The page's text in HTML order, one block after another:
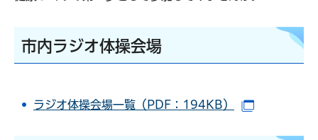
市内ラジオ体操会場
ラジオ体操会場一覧（PDF：194KB）